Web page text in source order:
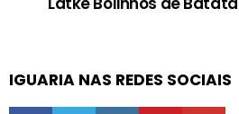
IGUARIA NAS REDES SOCIAIS
facebooktwitter instagrampinterest